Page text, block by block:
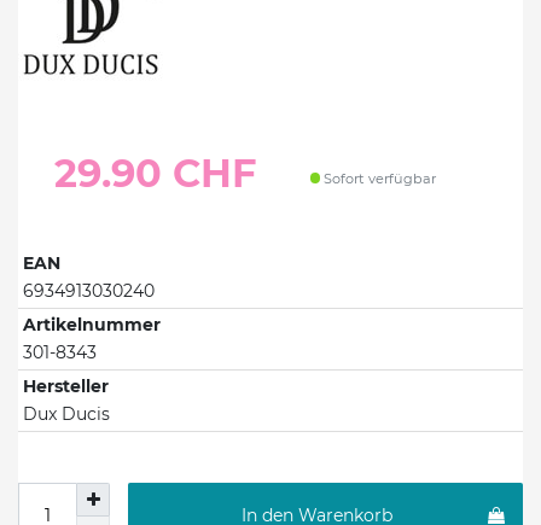
29.90 CHF Sofort verfügbar
EAN
6934913030240
Artikelnummer
301-8343
Hersteller
Dux Ducis
In den Warenkorb